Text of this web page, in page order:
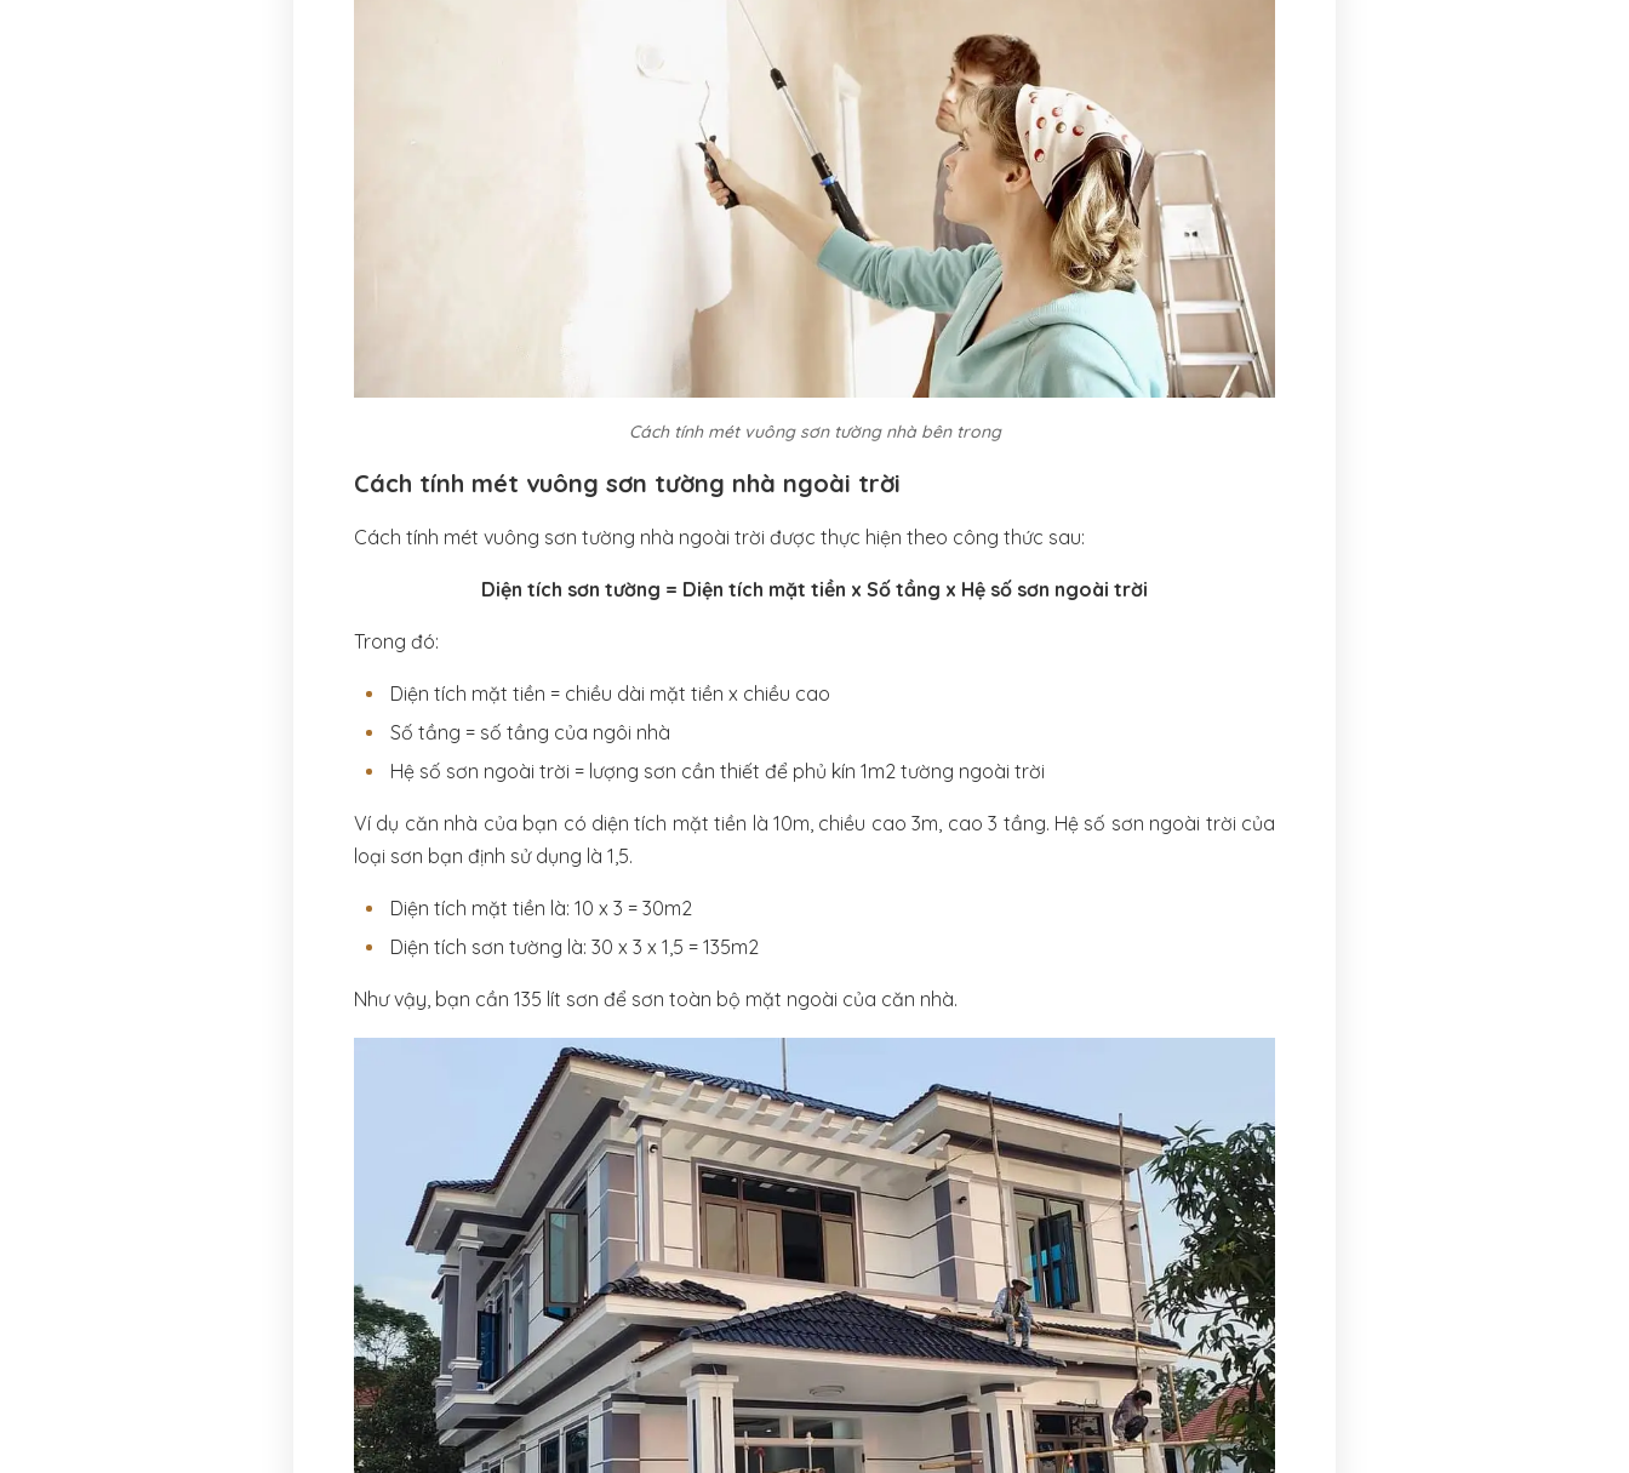
Cách tính mét vuông sơn tường nhà bên trong
Cách tính mét vuông sơn tường nhà ngoài trời
Cách tính mét vuông sơn tường nhà ngoài trời được thực hiện theo công thức sau:
Diện tích sơn tường = Diện tích mặt tiền x Số tầng x Hệ số sơn ngoài trời
Trong đó:
Diện tích mặt tiền = chiều dài mặt tiền x chiều cao
Số tầng = số tầng của ngôi nhà
Hệ số sơn ngoài trời = lượng sơn cần thiết để phủ kín 1m2 tường ngoài trời
Ví dụ căn nhà của bạn có diện tích mặt tiền là 10m, chiều cao 3m, cao 3 tầng. Hệ số sơn ngoài trời của
loại sơn bạn định sử dụng là 1,5.
Diện tích mặt tiền là: 10 x 3 = 30m2
Diện tích sơn tường là: 30 x 3 x 1,5 = 135m2
Như vậy, bạn cần 135 lít sơn để sơn toàn bộ mặt ngoài của căn nhà.